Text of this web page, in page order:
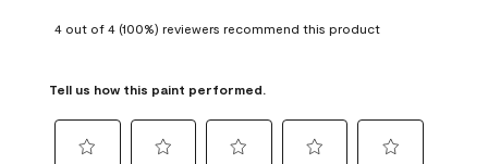
4 out of 4 (100%) reviewers recommend this product
Tell us how this paint performed.